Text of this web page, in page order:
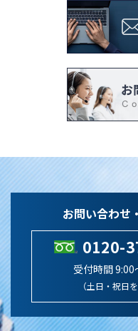
お問い合わせ
0120-
受付時間 9:00
（土日・祝日を